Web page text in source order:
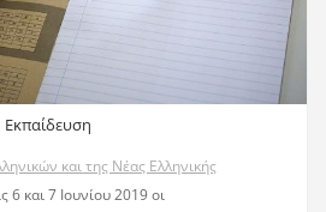
Εκπαίδευση
και της Νέας Ελληνικής
6 και 7 Ιουνίου 2019 οι